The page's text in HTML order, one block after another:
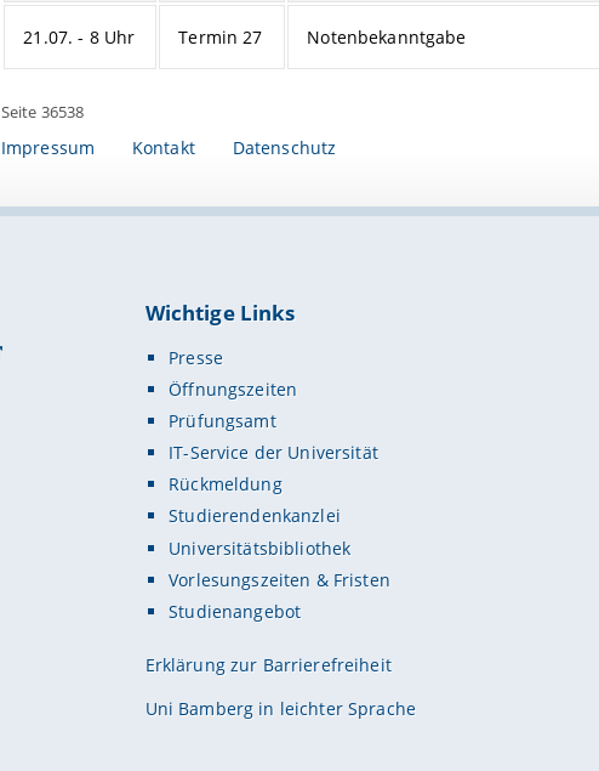
21.07. - 8 Uhr Termin 27 Notenbekanntgabe
Seite 36538
Impressum Kontakt Datenschutz
Wichtige Links
Presse
Öffnungszeiten
Prüfungsamt
IT-Service der Universität
Rückmeldung
Studierendenkanzlei
Universitätsbibliothek
Vorlesungszeiten & Fristen
Studienangebot
Erklärung zur Barrierefreiheit
Uni Bamberg in leichter Sprache